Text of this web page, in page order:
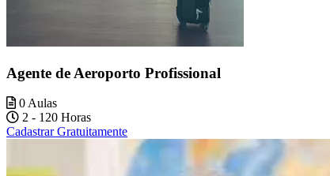
Agente de Aeroporto Profissional
0 Aulas
2 - 120 Horas
Cadastrar Gratuitamente